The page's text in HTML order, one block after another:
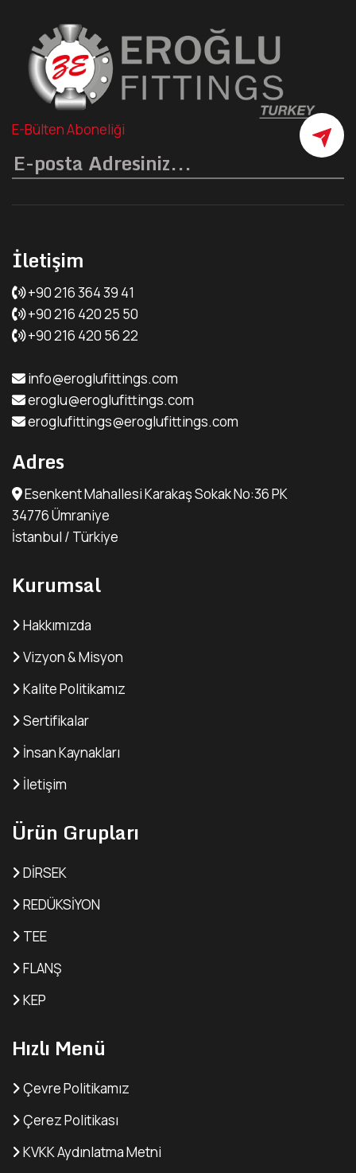
E-Bülten Aboneliği
İletişim
+90 216 364 39 41
+90 216 420 25 50
+90 216 420 56 22
info@eroglufittings.com
eroglu@eroglufittings.com
eroglufittings@eroglufittings.com
Adres
Esenkent Mahallesi Karakaş Sokak No:36 PK
34776 Ümraniye
İstanbul / Türkiye
Kurumsal
Hakkımızda
Vizyon & Misyon
Kalite Politikamız
Sertifikalar
İnsan Kaynakları
İletişim
Ürün Grupları
DİRSEK
REDÜKSİYON
TEE
FLANŞ
KEP
Hızlı Menü
Çevre Politikamız
Çerez Politikası
KVKK Aydınlatma Metni